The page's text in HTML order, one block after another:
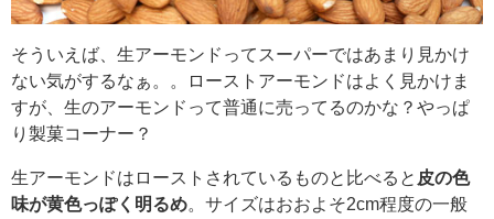
そういえば、生アーモンドってスーパーではあまり見かけ
ない気がするなぁ。。ローストアーモンドはよく見かけま
すが、生のアーモンドって普通に売ってるのかな？やっぱ
り製菓コーナー？
生アーモンドはローストされているものと比べると 皮の色
味が黄色っぽく明るめ。サイズはおおよそ2cm程度の一般